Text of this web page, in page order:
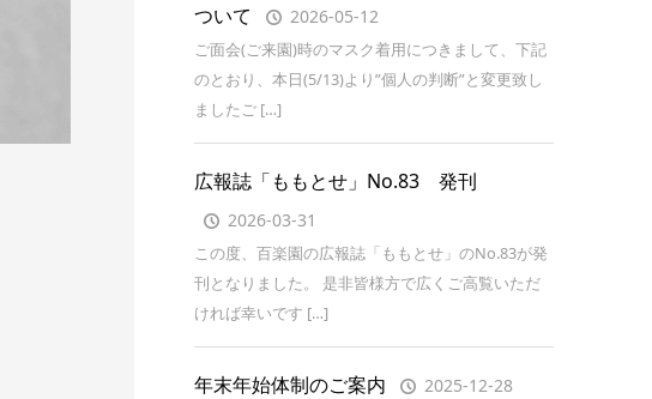
ついて
2026-05-12
ご面会(ご来園)時のマスク着用につきまして、下記
のとおり、本日(5/13)より”個人の判断”と変更致し
ましたご […]
広報誌「ももとせ」No.83 発刊
2026-03-31
この度、百楽園の広報誌「ももとせ」のNo.83が発
刊となりました。 是非皆様方で広くご高覧いただ
ければ幸いです […]
年末年始体制のご案内 2025-12-28